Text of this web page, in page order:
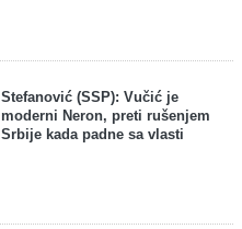
Stefanović (SSP): Vučić je
moderni Neron, preti rušenjem
Srbije kada padne sa vlasti